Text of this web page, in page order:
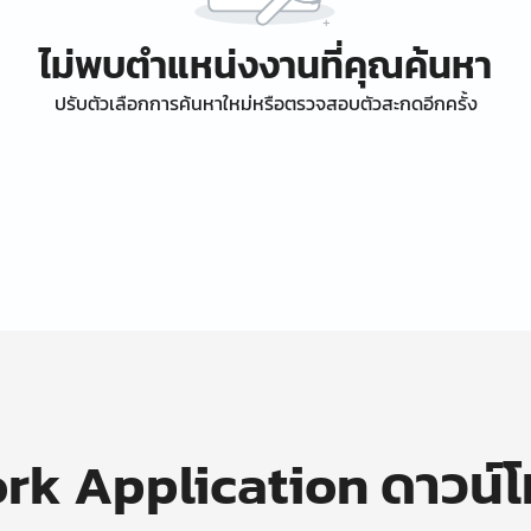
ไม่พบตำแหน่งงานที่คุณค้นหา
ปรับตัวเลือกการค้นหาใหม่หรือตรวจสอบตัวสะกดอีกครั้ง
Application ดาวน์